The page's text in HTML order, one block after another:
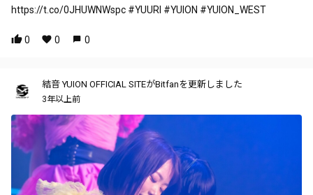
https://t.co/0JHUWNWspc #YUURI #YUION #YUION_WEST
0 0 0
結音 YUION OFFICIAL SITEがBitfanを更新しました
3年以上前